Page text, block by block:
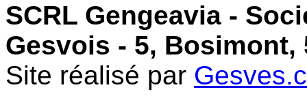
SCRL Gengeavia -
Gesvois - 5, Bosimont,
Site réalisé par